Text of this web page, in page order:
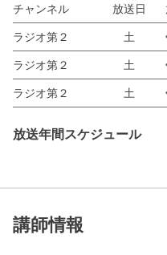
チャンネル 放送日
ラジオ第２ 土
ラジオ第２ 土
ラジオ第２ 土
放送年間スケジュール
講師情報